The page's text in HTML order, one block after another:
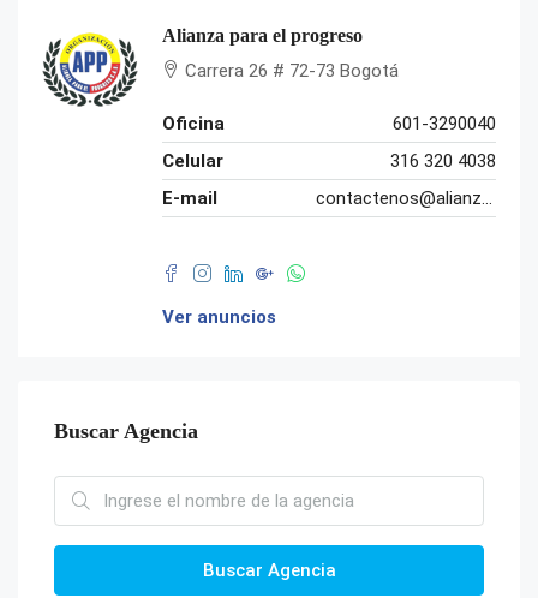
Alianza para el progreso
Carrera 26 # 72-73 Bogotá
Oficina
601-3290040
Celular
316 320 4038
E-mail
contactenos@alianzaparaelprogreso.co
Ver anuncios
Buscar Agencia
Buscar Agencia